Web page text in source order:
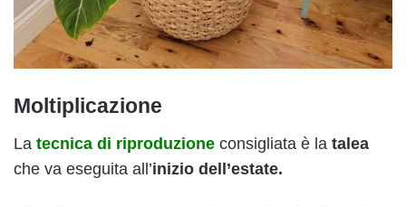
Moltiplicazione
La tecnica di riproduzione consigliata è la talea
che va eseguita all’inizio dell’estate.